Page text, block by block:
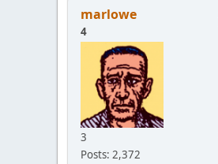
marlowe
4
3
Posts: 2,372